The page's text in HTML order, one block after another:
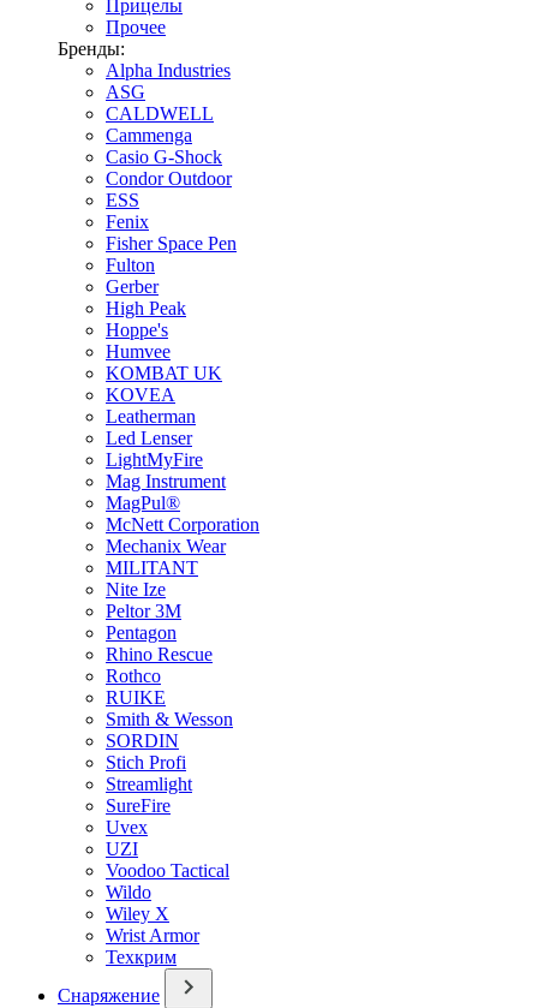
Прицелы
Прочее
Бренды:
Alpha Industries
ASG
CALDWELL
Cammenga
Casio G-Shock
Condor Outdoor
ESS
Fenix
Fisher Space Pen
Fulton
Gerber
High Peak
Hoppe's
Humvee
KOMBAT UK
KOVEA
Leatherman
Led Lenser
LightMyFire
Mag Instrument
MagPul®
McNett Corporation
Mechanix Wear
MILITANT
Nite Ize
Peltor 3M
Pentagon
Rhino Rescue
Rothco
RUIKE
Smith & Wesson
SORDIN
Stich Profi
Streamlight
SureFire
Uvex
UZI
Voodoo Tactical
Wildo
Wiley X
Wrist Armor
Техкрим
Снаряжение